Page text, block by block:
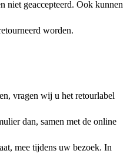
niet geaccepteerd. Ook kunnen
worden.
vragen wij u het retourlabel
dan, samen met de online
mee tijdens uw bezoek. In